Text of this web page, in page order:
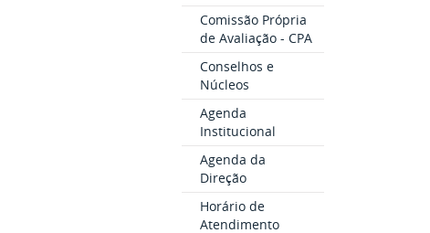
Comissão Própria
de Avaliação - CPA
Conselhos e
Núcleos
Agenda
Institucional
Agenda da
Direção
Horário de
Atendimento